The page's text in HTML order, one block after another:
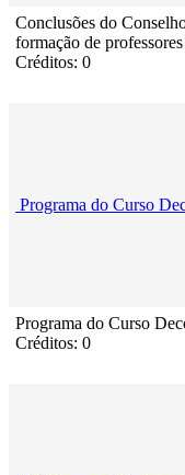
Conclusões do
formação de
Créditos: 0
Programa do Curso
Programa do Curso
Créditos: 0